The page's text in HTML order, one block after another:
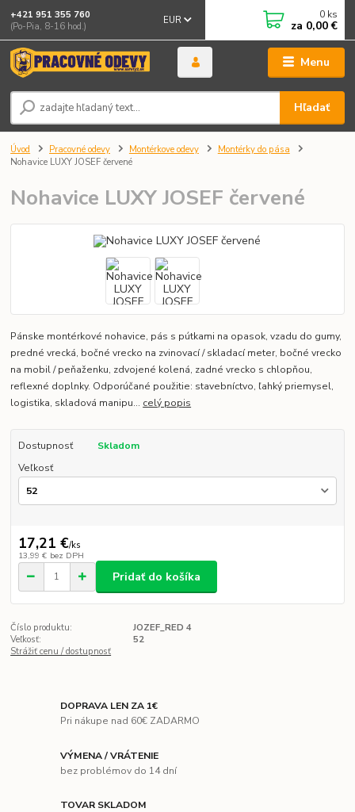
Menu
EUR
Hľadať
+421 951 355 760
(Po-Pia, 8-16 hod.)
0 ks
za 0,00 €
Úvod Pracovné odevy Montérkove odevy
Montérky do pása
Nohavice LUXY JOSEF červené
Nohavice LUXY JOSEF červené
Pánske montérkové nohavice, pás s pútkami na opasok, vzadu do gumy,
predné vrecká, bočné vrecko na zvinovací / skladací meter, bočné vrecko
na mobil / peňaženku, zdvojené kolená, zadné vrecko s chlopňou,
reflexné doplnky. Odporúčané použitie: stavebníctvo, ľahký priemysel,
logistika, skladová manipu... celý popis
Dostupnosť
Skladom
Veľkosť
17,21 €/ks
13,99 € bez DPH
Pridať do košíka
Číslo produktu:
JOZEF_RED 4
Veľkosť:
52
Strážiť cenu / dostupnosť
DOPRAVA LEN ZA 1€
Pri nákupe nad 60€ ZADARMO
VÝMENA / VRÁTENIE
bez problémov do 14 dní
TOVAR SKLADOM